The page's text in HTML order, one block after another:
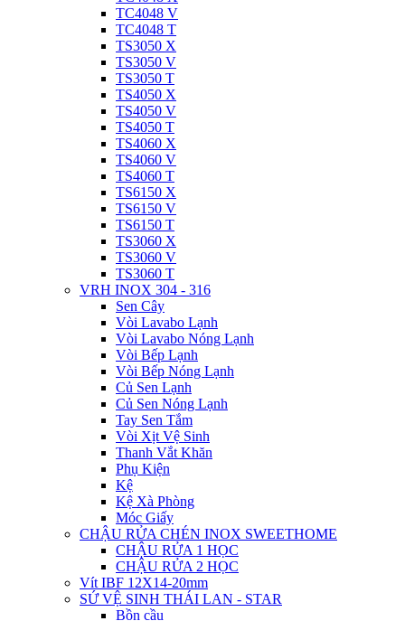
TC4048 V
TC4048 T
TS3050 X
TS3050 V
TS3050 T
TS4050 X
TS4050 V
TS4050 T
TS4060 X
TS4060 V
TS4060 T
TS6150 X
TS6150 V
TS6150 T
TS3060 X
TS3060 V
TS3060 T
VRH INOX 304 - 316
Sen Cây
Vòi Lavabo Lạnh
Vòi Lavabo Nóng Lạnh
Vòi Bếp Lạnh
Vòi Bếp Nóng Lạnh
Củ Sen Lạnh
Củ Sen Nóng Lạnh
Tay Sen Tắm
Vòi Xịt Vệ Sinh
Thanh Vắt Khăn
Phụ Kiện
Kệ
Kệ Xà Phòng
Móc Giấy
CHẬU RỬA CHÉN INOX SWEETHOME
CHẬU RỬA 1 HỌC
CHẬU RỬA 2 HỌC
Vít IBF 12X14-20mm
SỨ VỆ SINH THÁI LAN - STAR
Bồn cầu